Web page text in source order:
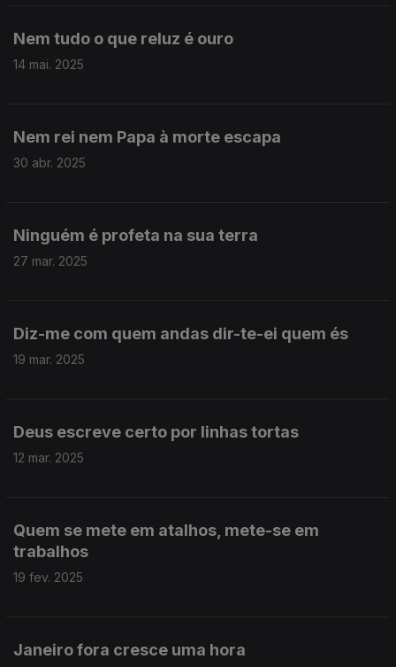
Nem tudo o que reluz é ouro
14 mai. 2025
Nem rei nem Papa à morte escapa
30 abr. 2025
Ninguém é profeta na sua terra
27 mar. 2025
Diz-me com quem andas dir-te-ei quem és
19 mar. 2025
Deus escreve certo por linhas tortas
12 mar. 2025
Quem se mete em atalhos, mete-se em
trabalhos
19 fev. 2025
Janeiro fora cresce uma hora